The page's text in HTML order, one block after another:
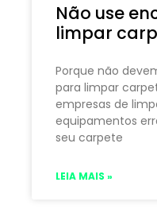
Não use
limpar
Porque não
para limpar
empresas de
equipamentos
seu carpete
LEIA MAIS »